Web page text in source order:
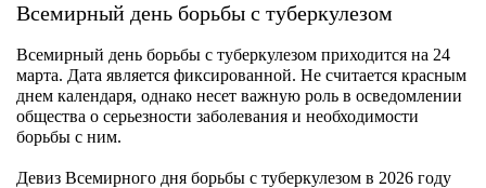
Всемирный день борьбы с туберкулезом
Всемирный день борьбы с туберкулезом приходится на 24
марта. Дата является фиксированной. Не считается красным
днем календаря, однако несет важную роль в осведомлении
общества о серьезности заболевания и необходимости
борьбы с ним.
Девиз Всемирного дня борьбы с туберкулезом в 2026 году